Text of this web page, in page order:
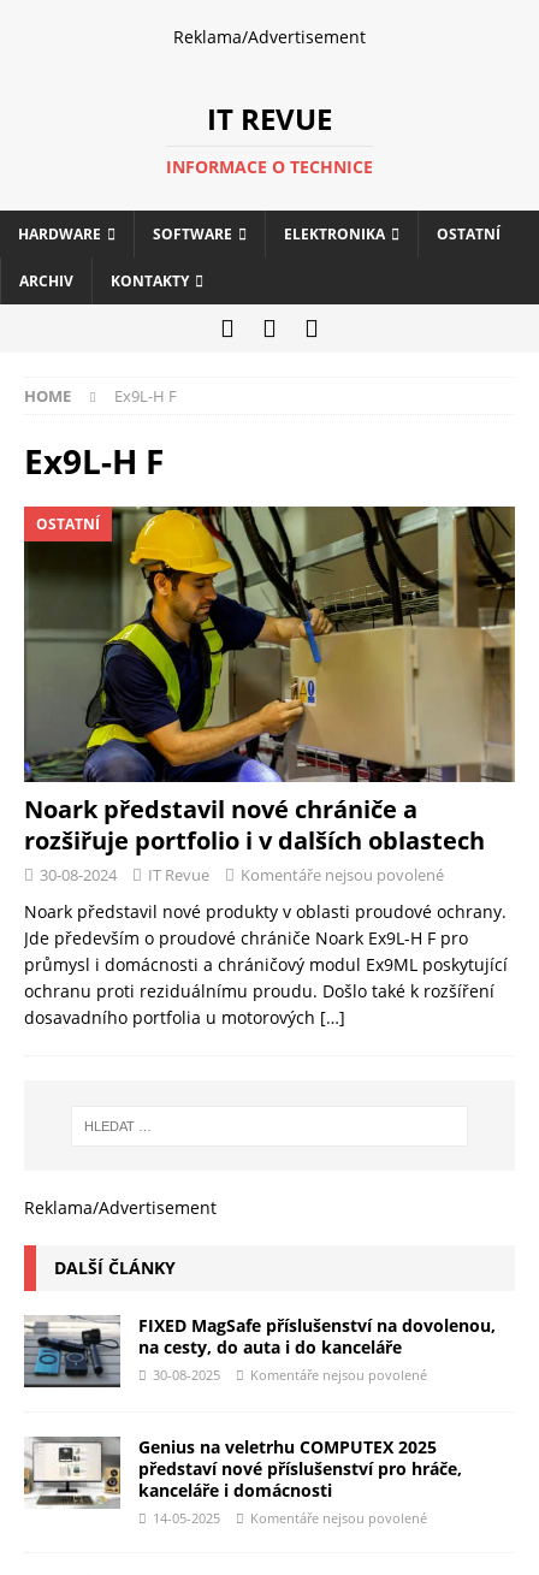
Reklama/Advertisement
IT REVUE
INFORMACE O TECHNICE
HARDWARE SOFTWARE ELEKTRONIKA OSTATNÍ
ARCHIV KONTAKTY
HOME Ex9L-H F
Ex9L-H F
OSTATNÍ
Noark představil nové chrániče a
rozšiřuje portfolio i v dalších oblastech
30-08-2024 IT Revue Komentáře nejsou povolené
Noark představil nové produkty v oblasti proudové ochrany.
Jde především o proudové chrániče Noark Ex9L-H F pro
průmysl i domácnosti a chráničový modul Ex9ML poskytující
ochranu proti reziduálnímu proudu. Došlo také k rozšíření
dosavadního portfolia u motorových […]
Reklama/Advertisement
DALŠÍ ČLÁNKY
FIXED MagSafe příslušenství na dovolenou,
na cesty, do auta i do kanceláře
30-08-2025 Komentáře nejsou povolené
Genius na veletrhu COMPUTEX 2025
představí nové příslušenství pro hráče,
kanceláře i domácnosti
14-05-2025 Komentáře nejsou povolené